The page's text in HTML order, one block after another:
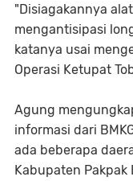
"Disiagakannya
mengantisipasi
katanya usai
Operasi Ketupat
Agung
informasi dari
ada beberapa
Kabupaten Pakpak